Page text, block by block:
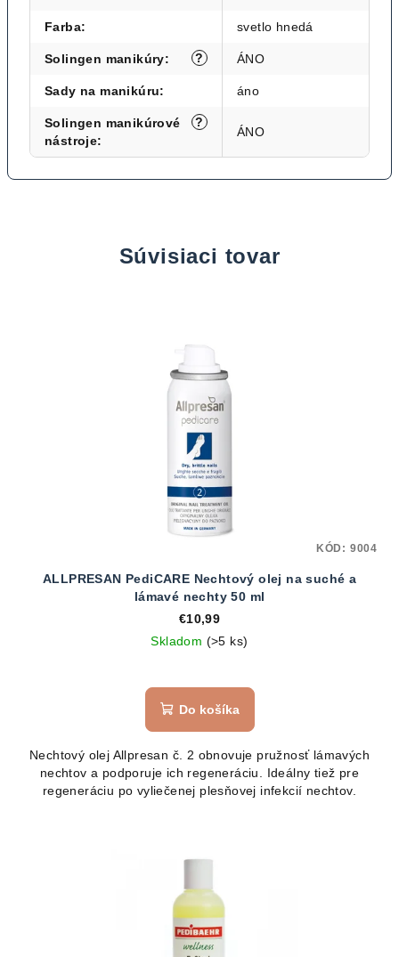
Farba: svetlo hnedá
?
Solingen manikúry: ÁNO
Sady na manikúru: áno
?
Solingen manikúrové
nástroje:
ÁNO
Súvisiaci tovar
ALLPRESAN PediCARE Nechtový olej na suché a
lámavé nechty 50 ml
€10,99
Skladom (>5 ks)
hodnotenie
produktu
z
5
hviezdičiek.
Do košíka
Nechtový olej Allpresan č. 2 obnovuje pružnosť lámavých
nechtov a podporuje ich regeneráciu. Ideálny tiež pre
regeneráciu po vyliečenej plesňovej infekcií nechtov.
KÓD: 9004